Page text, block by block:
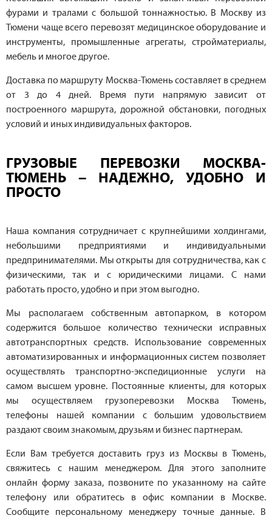
фурами и тралами с большой тоннажностью. В Москву из
Тюмени чаще всего перевозят медицинское оборудование и
инструменты, промышленные агрегаты, стройматериалы,
мебель и многое другое.
Доставка по маршруту Москва-Тюмень составляет в среднем
от 3 до 4 дней. Время пути напрямую зависит от
построенного маршрута, дорожной обстановки, погодных
условий и иных индивидуальных факторов.
ГРУЗОВЫЕ ПЕРЕВОЗКИ МОСКВА-
ТЮМЕНЬ – НАДЕЖНО, УДОБНО И
ПРОСТО
Наша компания сотрудничает с крупнейшими холдингами,
небольшими предприятиями и индивидуальными
предпринимателями. Мы открыты для сотрудничества, как с
физическими, так и с юридическими лицами. С нами
работать просто, удобно и при этом выгодно.
Мы располагаем собственным автопарком, в котором
содержится большое количество технически исправных
автотранспортных средств. Использование современных
автоматизированных и информационных систем позволяет
осуществлять транспортно-экспедиционные услуги на
самом высшем уровне. Постоянные клиенты, для которых
мы осуществляем грузоперевозки Москва Тюмень,
телефоны нашей компании с большим удовольствием
раздают своим знакомым, друзьям и бизнес партнерам.
Если Вам требуется доставить груз из Москвы в Тюмень,
свяжитесь с нашим менеджером. Для этого заполните
онлайн форму заказа, позвоните по указанному на сайте
телефону или обратитесь в офис компании в Москве.
Сообщите персональному менеджеру точные данные. В